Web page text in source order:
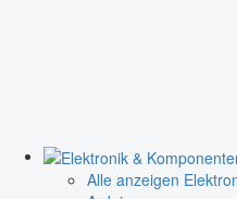
Alle anzeigen